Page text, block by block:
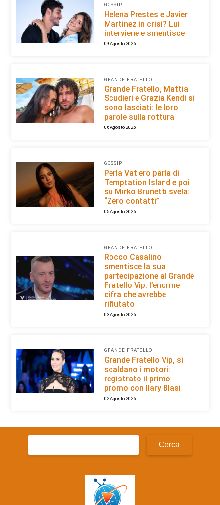
GOSSIP
Helena Prestes e Javier
Martinez in crisi? Lui
interviene e smentisce
09 Agosto 2026
GRANDE FRATELLO
Grande Fratello, Mattia
Scudieri e Grazia Kendi si
sono lasciati: le loro
parole sulla rottura
06 Agosto 2026
GOSSIP
Perla Vatiero parla di
Temptation Island e poi
su Mirko Brunetti svela:
“Zero contatti”
05 Agosto 2026
GRANDE FRATELLO
Rocco Casalino
smentisce la sua
partecipazione al Grande
Fratello Vip: l’enorme
cifra che avrebbe
rifiutato
03 Agosto 2026
GRANDE FRATELLO
Grande Fratello Vip, si
scaldano i motori:
registrato il primo
promo con Ilary Blasi
02 Agosto 2026
Ricerca